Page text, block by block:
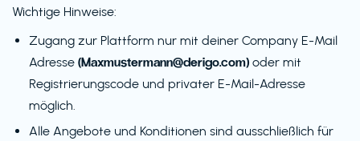
Wichtige Hinweise:
Zugang zur Plattform nur mit deiner Company E-Mail
Adresse (Maxmustermann@derigo.com) oder mit
Registrierungscode und privater E-Mail-Adresse
möglich.
Alle Angebote und Konditionen sind ausschließlich für